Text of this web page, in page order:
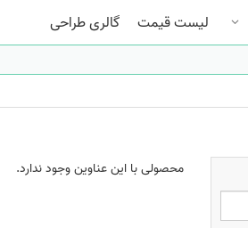
لیست قیمت گالری طراحی
محصولی با این عناوین وجود ندارد.